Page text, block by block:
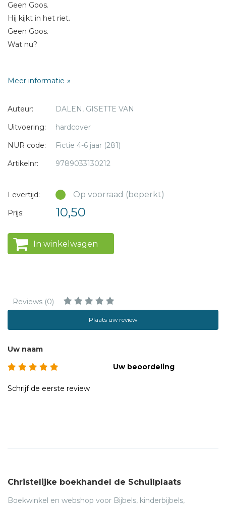
Geen Goos.
Hij kijkt in het riet.
Geen Goos.
Wat nu?
denkt dat Stijn zijn mam is. Stijn helpt zo goed hij kan. Hij
zoekt Goos op. Kijk uit, Stijn! Dat gaat niet goed!
Meer informatie
Auteur:
DALEN, GISETTE VAN
Uitvoering:
hardcover
NUR code:
Fictie 4-6 jaar (281)
Artikelnr:
9789033130212
Levertijd: Op voorraad (beperkt)
Prijs: 10,50
In winkelwagen
Reviews (0)
Plaats uw review
Bericht *
Uw naam
Uw beoordeling
Schrijf de eerste review
Christelijke boekhandel de Schuilplaats
Boekwinkel en webshop voor Bijbels, kinderbijbels,